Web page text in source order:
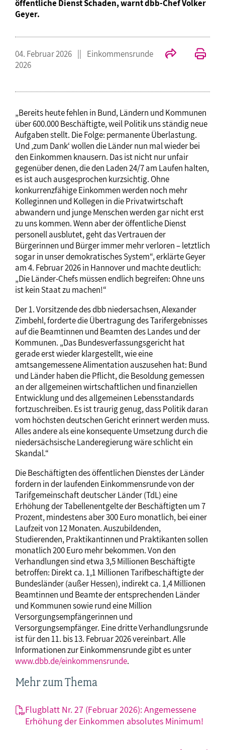
öffentliche Dienst Schaden, warnt dbb-Chef Volker
Geyer.
04. Februar 2026
Einkommensrunde
2026
„Bereits heute fehlen in Bund, Ländern und Kommunen
über 600.000 Beschäftigte, weil Politik uns ständig neue
Aufgaben stellt. Die Folge: permanente Überlastung.
Und ‚zum Dank‘ wollen die Länder nun mal wieder bei
den Einkommen knausern. Das ist nicht nur unfair
gegenüber denen, die den Laden 24/7 am Laufen halten,
es ist auch ausgesprochen kurzsichtig. Ohne
konkurrenzfähige Einkommen werden noch mehr
Kolleginnen und Kollegen in die Privatwirtschaft
abwandern und junge Menschen werden gar nicht erst
zu uns kommen. Wenn aber der öffentliche Dienst
personell ausblutet, geht das Vertrauen der
Bürgerinnen und Bürger immer mehr verloren – letztlich
sogar in unser demokratisches System“, erklärte Geyer
am 4. Februar 2026 in Hannover und machte deutlich:
„Die Länder-Chefs müssen endlich begreifen: Ohne uns
ist kein Staat zu machen!“
Der 1. Vorsitzende des dbb niedersachsen, Alexander
Zimbehl, forderte die Übertragung des Tarifergebnisses
auf die Beamtinnen und Beamten des Landes und der
Kommunen. „Das Bundesverfassungsgericht hat
gerade erst wieder klargestellt, wie eine
amtsangemessene Alimentation auszusehen hat: Bund
und Länder haben die Pflicht, die Besoldung gemessen
an der allgemeinen wirtschaftlichen und finanziellen
Entwicklung und des allgemeinen Lebensstandards
fortzuschreiben. Es ist traurig genug, dass Politik daran
vom höchsten deutschen Gericht erinnert werden muss.
Alles andere als eine konsequente Umsetzung durch die
niedersächsische Landeregierung wäre schlicht ein
Skandal.“
Die Beschäftigten des öffentlichen Dienstes der Länder
fordern in der laufenden Einkommensrunde von der
Tarifgemeinschaft deutscher Länder (TdL) eine
Erhöhung der Tabellenentgelte der Beschäftigten um 7
Prozent, mindestens aber 300 Euro monatlich, bei einer
Laufzeit von 12 Monaten. Auszubildenden,
Studierenden, Praktikantinnen und Praktikanten sollen
monatlich 200 Euro mehr bekommen. Von den
Verhandlungen sind etwa 3,5 Millionen Beschäftigte
betroffen: Direkt ca. 1,1 Millionen Tarifbeschäftigte der
Bundesländer (außer Hessen), indirekt ca. 1,4 Millionen
Beamtinnen und Beamte der entsprechenden Länder
und Kommunen sowie rund eine Million
Versorgungsempfängerinnen und
Versorgungsempfänger. Eine dritte Verhandlungsrunde
ist für den 11. bis 13. Februar 2026 vereinbart. Alle
Informationen zur Einkommensrunde gibt es unter
www.dbb.de/einkommensrunde.
Mehr zum Thema
Flugblatt Nr. 27 (Februar 2026): Angemessene
Erhöhung der Einkommen absolutes Minimum!